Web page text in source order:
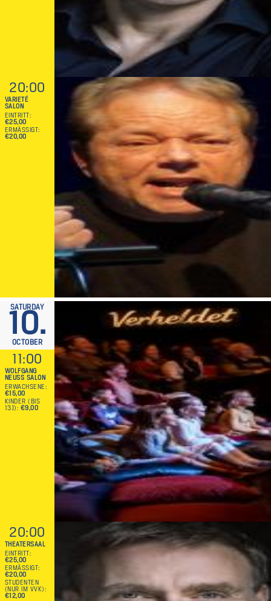
20:00
VARIETÉ
SALON
EINTRITT
€25,00
ERMÄSSIGT
€20,00
SATURDAY
10.
OCTOBER
11:00
WOLFGANG
NEUSS SALON
ERWACHSENE
€15,00
KINDER (BIS
13J)
€9,00
20:00
THEATERSAAL
EINTRITT
€25,00
ERMÄSSIGT
€20,00
STUDENTEN
(NUR IM VVK)
€12,00